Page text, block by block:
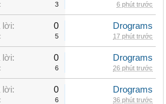
3 6 phút trước
lời: 0
5
Drograms
17 phút trước
lời: 0
6
Drograms
26 phút trước
lời: 0
6
Drograms
36 phút trước